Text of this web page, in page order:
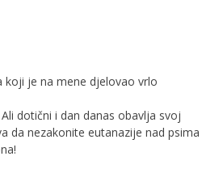
koji je na mene djelovao vrlo
dotični i dan danas obavlja svoj
da nezakonite eutanazije nad psima